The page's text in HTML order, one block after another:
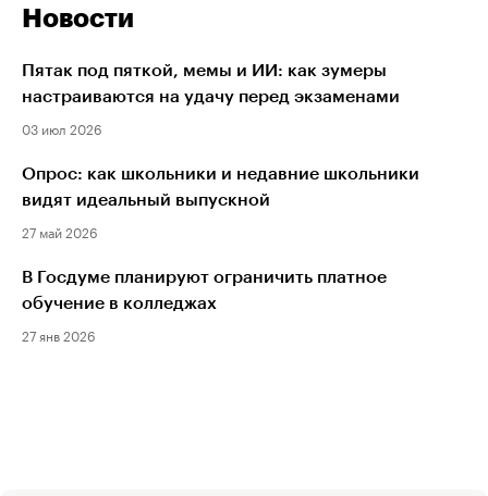
Новости
Пятак под пяткой, мемы и ИИ: как зумеры
настраиваются на удачу перед экзаменами
03 июл 2026
Опрос: как школьники и недавние школьники
видят идеальный выпускной
27 май 2026
В Госдуме планируют ограничить платное
обучение в колледжах
27 янв 2026